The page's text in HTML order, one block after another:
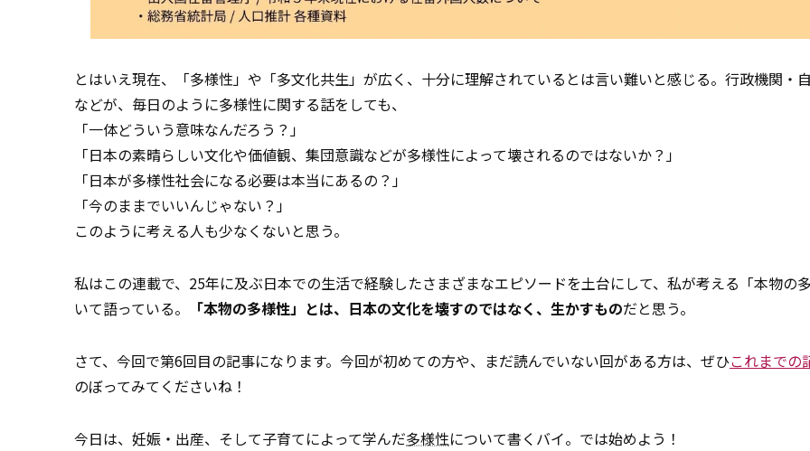
とはいえ現在、「多様性」や「多文化共生」が広く、十分に理解されているとは言い難いと感じる。行政機関・
などが、毎日のように多様性に関する話をしても、
「一体どういう意味なんだろう？」
「日本の素晴らしい文化や価値観、集団意識などが多様性によって壊されるのではないか？」
「日本が多様性社会になる必要は本当にあるの？」
「今のままでいいんじゃない？」
――このように考える人も少なくないと思う。
私はこの連載で、25年に及ぶ日本での生活で経験したさまざまなエピソードを土台にして、私が考える「本物の
いて語っている。
「本物の多様性」とは、日本の文化を壊すのではなく、生かすものだと思う。
さて、今回で第6回目の記事になります。今回が初めての方や、まだ読んでいない回がある方は、ぜひこれまでの
のぼってみてくださいね！
今日は、妊娠・出産、そして子育てによって学んだ多様性について書くバイ。では始めよう！